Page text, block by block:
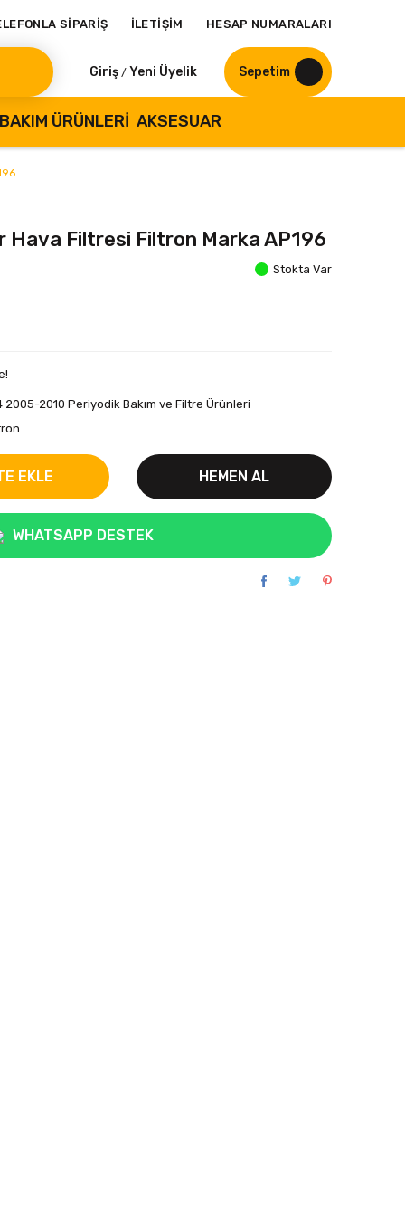
SİPARİŞ İLETİŞİM HESAP NUMARALARI
Giriş / Yeni Üyelik Sepetim
ÜRÜNLERI AKSESUAR
Hava Filtresi Filtron Marka AP196
Stokta Var
2005-2010 Periyodik Bakım ve Filtre Ürünleri
EKLE HEMEN AL
WHATSAPP DESTEK